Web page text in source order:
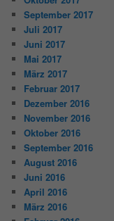
September 2017
Juli 2017
Juni 2017
Mai 2017
März 2017
Februar 2017
Dezember 2016
November 2016
Oktober 2016
September 2016
August 2016
Juni 2016
April 2016
März 2016